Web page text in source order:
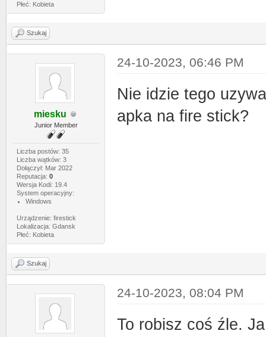
Płeć: Kobieta
Szukaj
miesku
Junior Member
Liczba postów: 35
Liczba wątków: 3
Dołączył: Mar 2022
Reputacja: 0
Wersja Kodi: 19.4
System operacyjny:
Windows
Urządzenie: firestick
Lokalizacja: Gdansk
Płeć: Kobieta
24-10-2023, 06:46 PM
Nie idzie tego
apka na fire stick?
Szukaj
24-10-2023, 08:04 PM
To robisz coś źle.